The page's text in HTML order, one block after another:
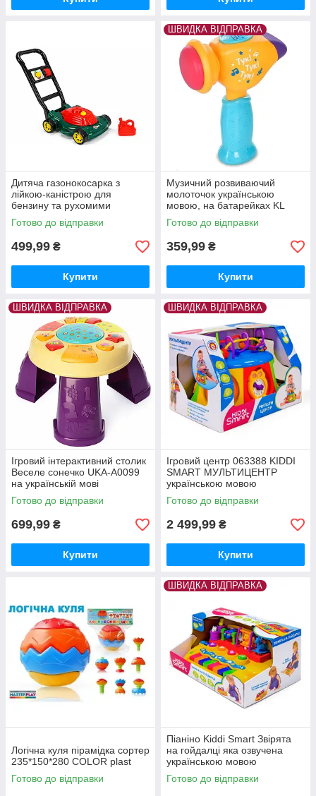
Дитяча газонокосарка з
лійкою-каністрою для
бензину та рухомими
елементами
Готово до відправки
499,99 ₴
Купити
ШВИДКА ВІДПРАВКА
Музичний розвиваючий
молоточок українською
мовою, на батарейках KL
FT0031
Готово до відправки
359,99 ₴
Купити
ШВИДКА ВІДПРАВКА
Ігровий інтерактивний столик
Веселе сонечко UKA-A0099
на українській мові
Готово до відправки
699,99 ₴
Купити
ШВИДКА ВІДПРАВКА
Ігровий центр 063388 KIDDI
SMART МУЛЬТИЦЕНТР
українською мовою
оригінальна музична та
розвиваюча іграшка
Готово до відправки
2 499,99 ₴
Купити
Логічна куля пірамідка сортер
235*150*280 COLOR plast
Готово до відправки
ШВИДКА ВІДПРАВКА
Піаніно Kiddi Smart Звірята
на гойдалці яка озвучена
українською мовою
оригінальна іграшка
Готово до відправки